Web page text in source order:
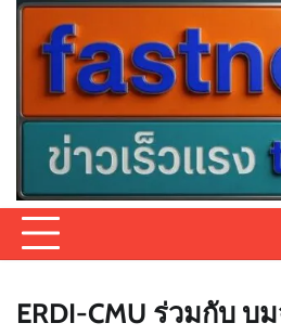
Skip
content
ERDI-CMU ร่วมกับ บ